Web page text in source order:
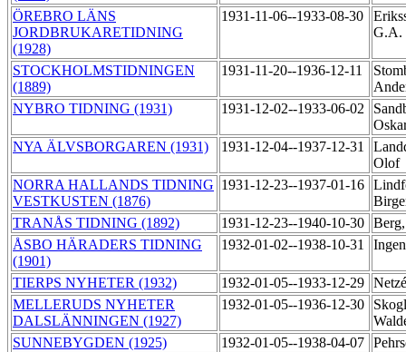
ÖREBRO LÄNS
JORDBRUKARETIDNING
(1928)
1931-11-06--1933-08-30
G.A.
STOCKHOLMSTIDNINGEN
(1889)
1931-11-20--1936-12-11
NYBRO TIDNING (1931)
1931-12-02--1933-06-02
NYA ÄLVSBORGAREN (1931)
1931-12-04--1937-12-31
Olof
NORRA HALLANDS TIDNING
VESTKUSTEN (1876)
1931-12-23--1937-01-16
TRANÅS TIDNING (1892)
1931-12-23--1940-10-30
ÅSBO HÄRADERS TIDNING
(1901)
1932-01-02--1938-10-31
TIERPS NYHETER (1932) 1932-01-05--1933-12-29
MELLERUDS NYHETER
DALSLÄNNINGEN (1927)
1932-01-05--1936-12-30
SUNNEBYGDEN (1925)
1932-01-05--1938-04-07